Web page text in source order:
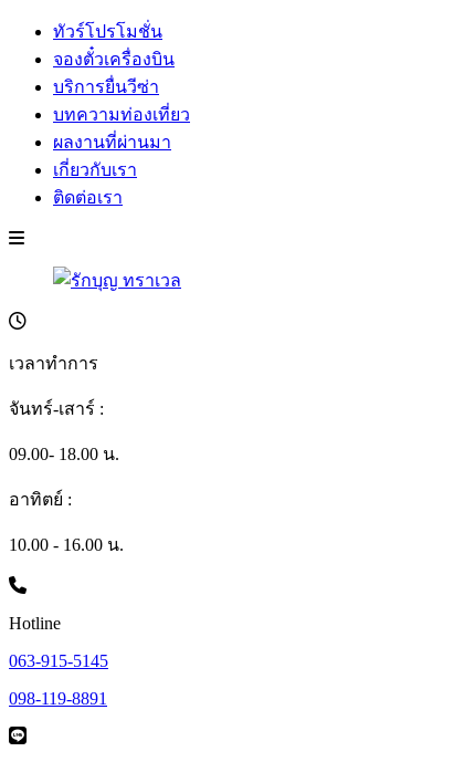
ทัวร์โปรโมชั่น
จองตั๋วเครื่องบิน
บริการยื่นวีซ่า
บทความท่องเที่ยว
ผลงานที่ผ่านมา
เกี่ยวกับเรา
ติดต่อเรา
เวลาทำการ
จันทร์-เสาร์ :
09.00- 18.00 น.
อาทิตย์ :
10.00 - 16.00 น.
Hotline
063-915-5145
098-119-8891